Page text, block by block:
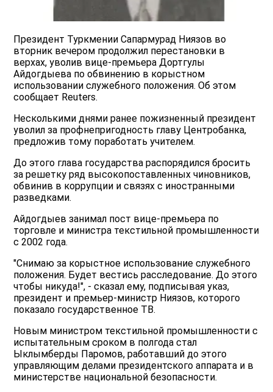
Президент Туркмении Сапармурад Ниязов во
вторник вечером продолжил перестановки в
верхах, уволив вице-премьера Дортгулы
Айдогдыева по обвинению в корыстном
использовании служебного положения. Об этом
сообщает Reuters.
Несколькими днями ранее пожизненный президент
уволил за профнепригодность главу Центробанка,
предложив тому поработать учителем.
До этого глава государства распорядился бросить
за решетку ряд высокопоставленных чиновников,
обвинив в коррупции и связях с иностранными
разведками.
Айдогдыев занимал пост вице-премьера по
торговле и министра текстильной промышленности
с 2002 года.
"Снимаю за корыстное использование служебного
положения. Будет вестись расследование. До этого
чтобы никуда!", - сказал ему, подписывая указ,
президент и премьер-министр Ниязов, которого
показало государственное ТВ.
Новым министром текстильной промышленности с
испытательным сроком в полгода стал
Ыклымберды Паромов, работавший до этого
управляющим делами президентского аппарата и в
министерстве национальной безопасности.